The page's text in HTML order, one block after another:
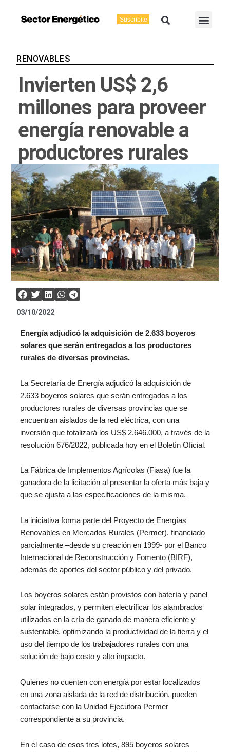
Suscribite Buscar
RENOVABLES
Invierten US$ 2,6
millones para proveer
energía renovable a
productores rurales
03/10/2022
Energía adjudicó la adquisición de 2.633 boyeros
solares que serán entregados a los productores
rurales de diversas provincias.
La Secretaría de Energía adjudicó la adquisición de
2.633 boyeros solares que serán entregados a los
productores rurales de diversas provincias que se
encuentran aislados de la red eléctrica, con una
inversión que totalizará los US$ 2.646.000, a través de la
resolución 676/2022, publicada hoy en el Boletín Oficial.
La Fábrica de Implementos Agrícolas (Fiasa) fue la
ganadora de la licitación al presentar la oferta más baja y
que se ajusta a las especificaciones de la misma.
La iniciativa forma parte del Proyecto de Energías
Renovables en Mercados Rurales (Permer), financiado
parcialmente –desde su creación en 1999- por el Banco
Internacional de Reconstrucción y Fomento (BIRF),
además de aportes del sector público y del privado.
Los boyeros solares están provistos con batería y panel
solar integrados, y permiten electrificar los alambrados
utilizados en la cría de ganado de manera eficiente y
sustentable, optimizando la productividad de la tierra y el
uso del tiempo de los trabajadores rurales con una
solución de bajo costo y alto impacto.
Quienes no cuenten con energía por estar localizados
en una zona aislada de la red de distribución, pueden
contactarse con la Unidad Ejecutora Permer
correspondiente a su provincia.
En el caso de esos tres lotes, 895 boyeros solares